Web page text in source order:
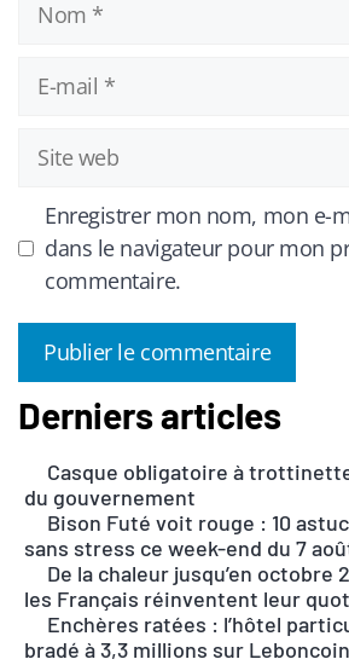
mail
Site
web
Enregistrer mon nom, mon e-
dans le navigateur pour mon
commentaire.
A
e
r
a
Derniers articles
Casque obligatoire à
du gouvernement
Bison Futé voit rouge : 10
sans stress ce week-end du 7
De la chaleur jusqu’en octobre
les Français réinventent leur
Enchères ratées : l’hôtel
bradé à 3,3 millions sur Leboncoin